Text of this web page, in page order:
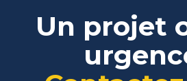
Un projet